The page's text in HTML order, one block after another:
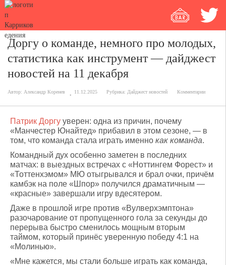
Доргу о команде, немного про молодых,
статистика как инструмент — дайджест
новостей на 11 декабря
Автор: Александр Коренев 11.12.2025 Рубрика: Дайджест новостей Комментарии
Патрик Доргу уверен: одна из причин, почему
«Манчестер Юнайтед» прибавил в этом сезоне, — в
том, что команда стала играть именно как команда.
Командный дух особенно заметен в последних
матчах: в выездных встречах с «Ноттингем Форест» и
«Тоттенхэмом» МЮ отыгрывался и брал очки, причём
камбэк на поле «Шпор» получился драматичным —
«красные» завершали игру вдесятером.
Даже в прошлой игре против «Вулверхэмптона»
разочарование от пропущенного гола за секунды до
перерыва быстро сменилось мощным вторым
таймом, который принёс уверенную победу 4:1 на
«Молинью».
«Мне кажется, мы стали больше играть как команда,